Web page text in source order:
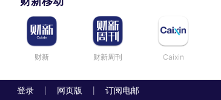
财新 财新周刊 Caixin
登录 网页版 订阅电邮